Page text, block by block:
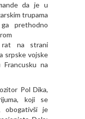
da je u
trupama
prethodno
rat na strani
srpske vojske
na
Pol Dika,
koji se
obogativši je